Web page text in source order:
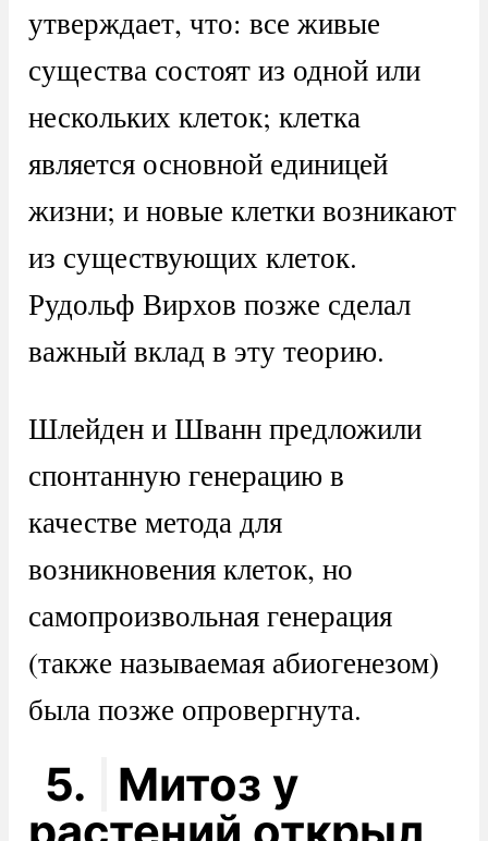
утверждает, что: все живые
существа состоят из одной или
нескольких клеток; клетка
является основной единицей
жизни; и новые клетки возникают
из существующих клеток.
Рудольф Вирхов позже сделал
важный вклад в эту теорию.
Шлейден и Шванн предложили
спонтанную генерацию в
качестве метода для
возникновения клеток, но
самопроизвольная генерация
(также называемая абиогенезом)
была позже опровергнута.
5.
Митоз у